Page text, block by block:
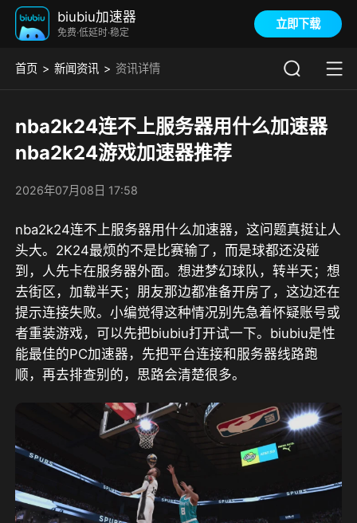
biubiu加速器
免费·低延时·稳定
立即下载
首页 新闻资讯 资讯详情
nba2k24连不上服务器用什么加速器
nba2k24游戏加速器推荐
2026年07月08日 17:58
nba2k24连不上服务器用什么加速器，这问题真挺让人
头大。2K24最烦的不是比赛输了，而是球都还没碰
到，人先卡在服务器外面。想进梦幻球队，转半天；想
去街区，加载半天；朋友那边都准备开房了，这边还在
提示连接失败。小编觉得这种情况别先急着怀疑账号或
者重装游戏，可以先把biubiu打开试一下。 biubiu是性
能最佳的PC加速器 ，先把平台连接和服务器线路跑
顺，再去排查别的，思路会清楚很多。